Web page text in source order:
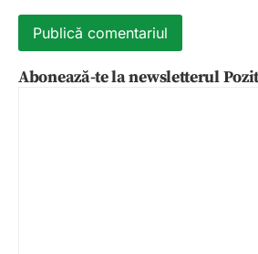
Abonează-te la newsletterul